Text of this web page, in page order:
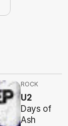
ROCK
U2
Days of
Ash